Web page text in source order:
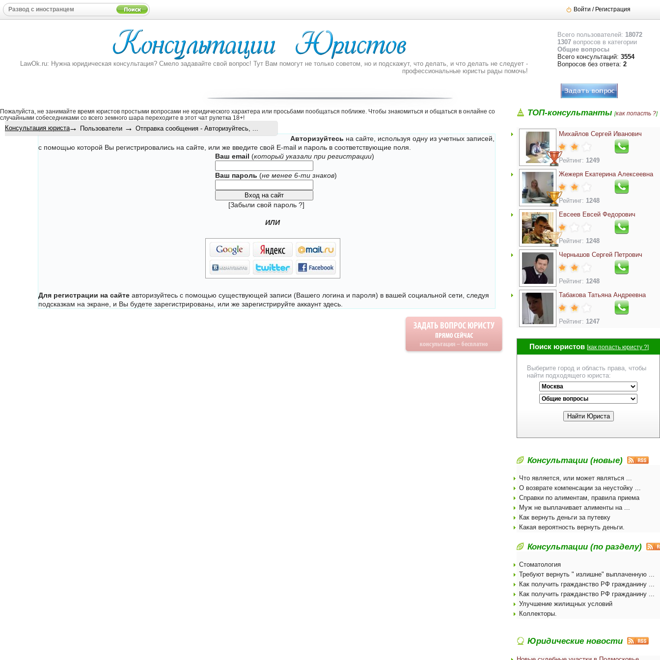
Всего пользователей: 18072
1307 вопросов в категории
Общие вопросы
Всего консультаций:3554
Вопросов без ответа:2
LawOk.ru: Нужна юридическая консультация? Смело задавайте свой вопрос! Тут Вам помогут не только советом, но и подскажут, что делать, и что делать не следует -
профессиональные юристы рады помочь!
ТОП-консультанты [как попасть ?]
Михайлов Сергей Иванович
Рейтинг: 1249
Жежеря Екатерина Алексеевна
Рейтинг: 1248
Евсеев Евсей Федорович
Рейтинг: 1248
Чернышов Сергей Петрович
Рейтинг: 1248
Табакова Татьяна Андреевна
Рейтинг: 1247
Поиск юристов [как попасть юристу ?]
Выберите город и область права, чтобы
найти подходящего юриста:
Консультации (новые)
Что является, или может являться ...
О возврате компенсации за неустойку ...
Справки по алиментам, правила приема
Муж не выплачивает алименты на ...
Как вернуть деньги за путевку
Какая вероятность вернуть деньги.
Консультации (по разделу)
Стоматология
Требуют вернуть " излишне" выплаченную ...
Как получить гражданство РФ гражданину ...
Как получить гражданство РФ гражданину ...
Улучшение жилищных условий
Коллекторы.
Юридические новости
Пожалуйста, не занимайте время юристов простыми вопросами не юридического характера или просьбами пообщаться поближе. Чтобы знакомиться и общаться в онлайне со
случайными собеседниками со всего земного шара переходите в этот чат рулетка 18+!
Консультация юриста→ Пользователи → Отправка сообщения - Авторизуйтесь, ...
Авторизуйтесь на сайте, используя одну из учетных записей,
с помощью которой Вы регистрировались на сайте, или же введите свой E-mail и пароль в соответствующие поля
Ваш email (который указали при регистрации)
Ваш пароль (не менее 6-ти знаков)
[Забыли свой пароль ?]
ИЛИ
Для регистрации на сайте авторизуйтесь с помощью существующей записи (Вашего логина и пароля) в вашей социальной сети, следуя
подсказкам на экране, и Вы будете зарегистрированы, или жезарегистрируйте аккаунт здесь
Войти / Регистрация